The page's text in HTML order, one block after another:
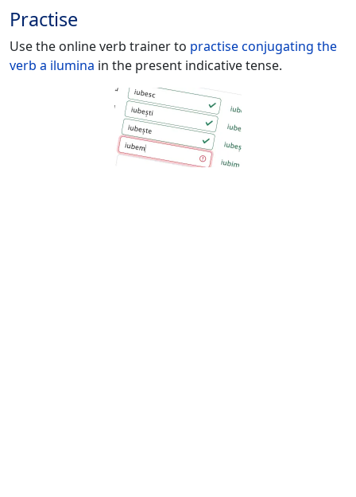
Practise
Use the online verb trainer to practise conjugating the
verb a ilumina in the present indicative tense.